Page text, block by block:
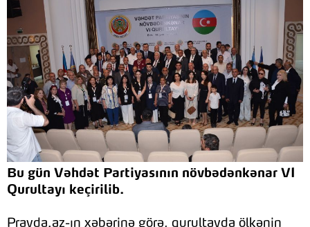
Bu gün Vəhdət Partiyasının növbədənkənar VI
Qurultayı keçirilib.
Pravda.az-ın xəbərinə görə, qurultayda ölkənin